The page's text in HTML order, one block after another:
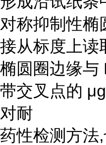
对称抑制性椭
接从标度上读
椭圆圈边缘与
带交叉点的
对耐
药性检测方法